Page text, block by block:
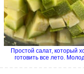
Простой салат, который
готовить все лето.